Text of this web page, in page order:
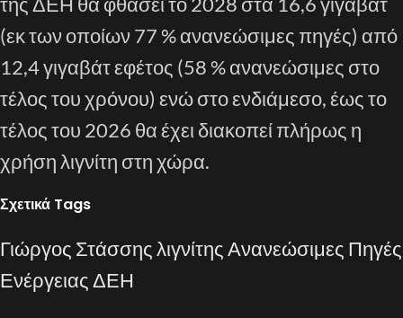
(εκ των οποίων 77 % ανανεώσιμες πηγές) από
12,4 γιγαβάτ εφέτος (58 % ανανεώσιμες στο
τέλος του χρόνου) ενώ στο ενδιάμεσο, έως το
τέλος του 2026 θα έχει διακοπεί πλήρως η
χρήση λιγνίτη στη χώρα.
Σχετικά Tags
Γιώργος ΣτάσσηςλιγνίτηςΑνανεώσιμες Πηγές
ΕνέργειαςΔΕΗ